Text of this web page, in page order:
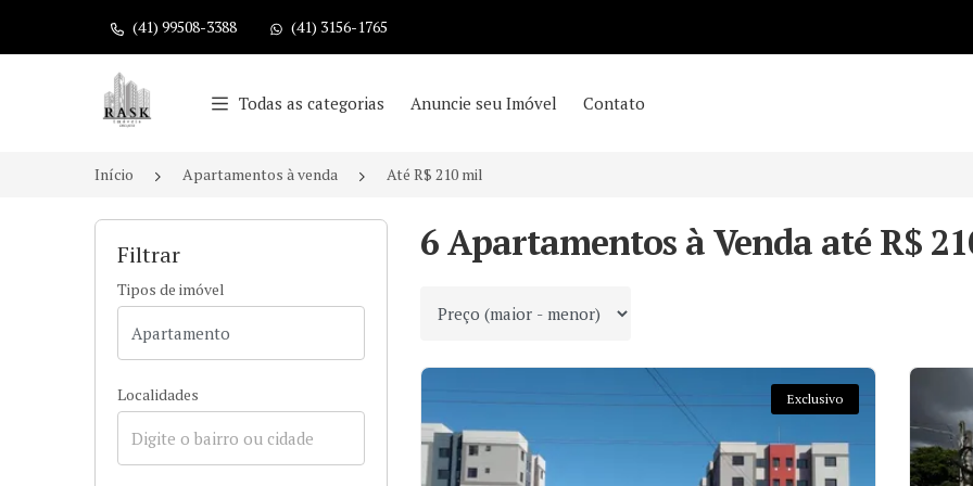
(41) 99508-3388 (41) 3156-1765
Página inicial
Todas as categorias Anuncie seu Imóvel Contato
Início Apartamentos à venda Até R$ 210 mil
Filtrar
Tipos de imóvel
Localidades
6 Apartamentos à Venda até R$
Ordenar por
Exclusivo